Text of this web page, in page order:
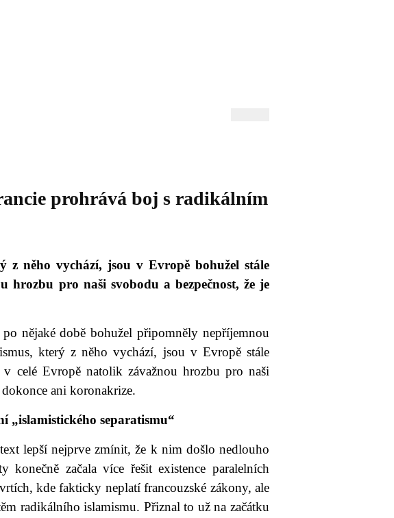
prohrává boj s radikálním
z něho vychází, jsou v Evropě bohužel stále
hrozbu pro naši svobodu a bezpečnost, že je
nějaké době bohužel připomněly nepříjemnou
který z něho vychází, jsou v Evropě stále
celé Evropě natolik závažnou hrozbu pro naši
ani koronakrize.
„islamistického separatismu“
lepší nejprve zmínit, že k nim došlo nedlouho
začala více řešit existence paralelních
kde fakticky neplatí francouzské zákony, ale
radikálního islamismu. Přiznal to už na začátku